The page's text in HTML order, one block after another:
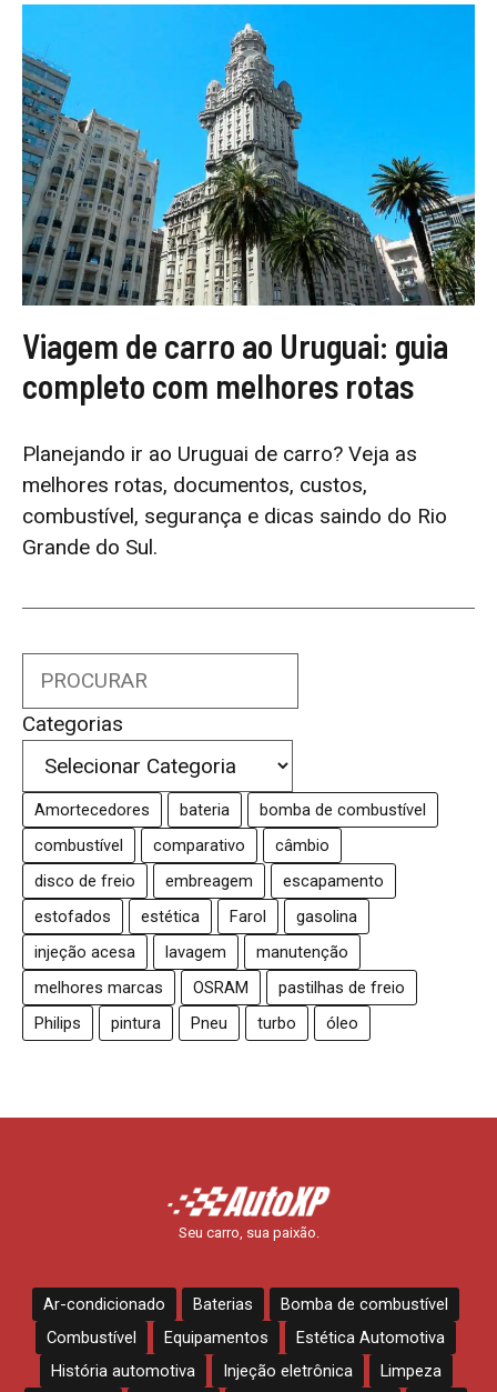
Viagem de carro ao Uruguai: guia
completo com melhores rotas
Planejando ir ao Uruguai de carro? Veja as
melhores rotas, documentos, custos,
combustível, segurança e dicas saindo do Rio
Grande do Sul.
Search
Categorias
Amortecedores bateria
bomba de combustível
combustível
comparativo
câmbio
disco de freio
embreagem
escapamento
estofados
estética Farol
gasolina
injeção acesa
lavagem
manutenção
melhores marcas
OSRAM
pastilhas de freio
Philips
pintura Pneu turbo óleo
Seu carro, sua paixão.
Ar-condicionado Baterias
Bomba de combustível
Combustível
Equipamentos
Estética Automotiva
História automotiva
Injeção eletrônica Limpeza